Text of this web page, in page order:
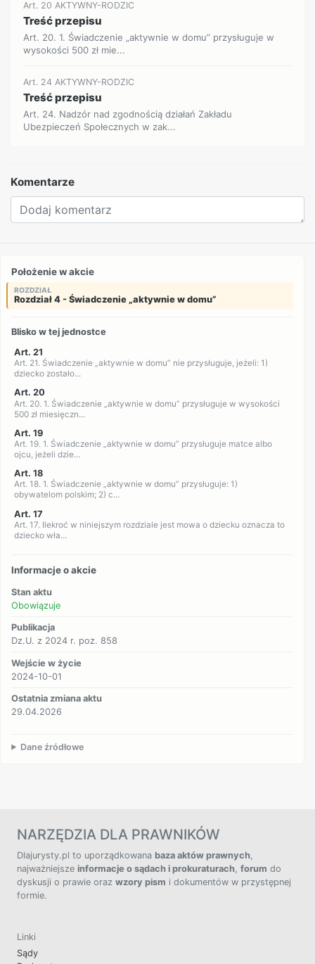
Art. 20 AKTYWNY-RODZIC
Treść przepisu
Art. 20. 1. Świadczenie „aktywnie w domu” przysługuje w
wysokości 500 zł mie...
Art. 24 AKTYWNY-RODZIC
Treść przepisu
Art. 24. Nadzór nad zgodnością działań Zakładu
Ubezpieczeń Społecznych w zak...
Komentarze
Położenie w akcie
ROZDZIAŁ
Rozdział 4 - Świadczenie „aktywnie w domu”
Blisko w tej jednostce
Art. 21
Art. 21. Świadczenie „aktywnie w domu” nie przysługuje, jeżeli: 1)
dziecko zostało...
Art. 20
Art. 20. 1. Świadczenie „aktywnie w domu” przysługuje w wysokości
500 zł miesięczn...
Art. 19
Art. 19. 1. Świadczenie „aktywnie w domu” przysługuje matce albo
ojcu, jeżeli dzie...
Art. 18
Art. 18. 1. Świadczenie „aktywnie w domu” przysługuje: 1)
obywatelom polskim; 2) c...
Art. 17
Art. 17. Ilekroć w niniejszym rozdziale jest mowa o dziecku oznacza to
dziecko wła...
Informacje o akcie
Stan aktu
Obowiązuje
Publikacja
Dz.U. z 2024 r. poz. 858
Wejście w życie
2024-10-01
Ostatnia zmiana aktu
29.04.2026
Dane źródłowe
NARZĘDZIA DLA PRAWNIKÓW
Dlajurysty.pl to uporządkowana baza aktów prawnych,
najważniejsze informacje o sądach i prokuraturach, forum do
dyskusji o prawie oraz wzory pism i dokumentów w przystępnej
formie.
Linki
Sądy